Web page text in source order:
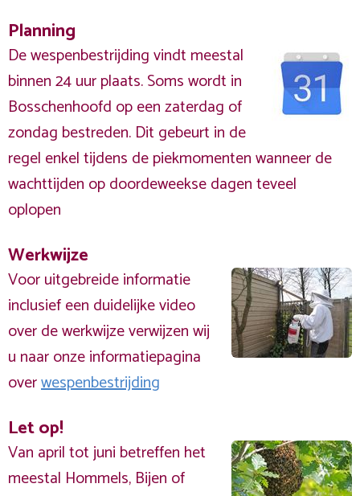
Planning
De wespenbestrijding vindt meestal
binnen 24 uur plaats. Soms wordt in
Bosschenhoofd op een zaterdag of
zondag bestreden. Dit gebeurt in de
regel enkel tijdens de piekmomenten wanneer de
wachttijden op doordeweekse dagen teveel
oplopen
Werkwijze
Voor uitgebreide informatie
inclusief een duidelijke video
over de werkwijze verwijzen wij
u naar onze informatiepagina
overwespenbestrijding
Let op!
Van april tot juni betreffen het
meestal Hommels, Bijen of